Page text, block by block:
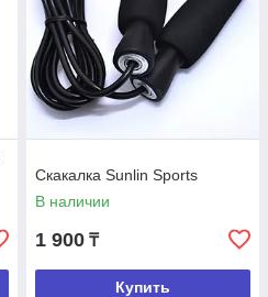
Скакалка Sunlin Sports
В наличии
1 900 ₸
Купить